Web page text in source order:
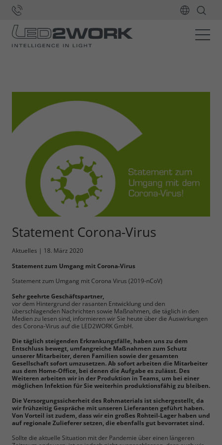
Home LED2WORK News und Presse
Statement Corona-Virus
Aktuelles | 18. März 2020
Statement zum Umgang mit Corona-Virus
Statement zum Umgang mit Corona Virus (2019-nCoV)
Sehr geehrte Geschäftspartner,
vor dem Hintergrund der rasanten Entwicklung und den
überschlagenden Nachrichten sowie Maßnahmen, die täglich in den
Medien zu lesen sind, informieren wir Sie heute über die Auswirkungen
des Corona-Virus auf die LED2WORK GmbH.
Die täglich steigenden Erkrankungsfälle, haben uns zu dem
Entschluss bewegt, umfangreiche Maßnahmen zum Schutz
unserer Mitarbeiter, deren Familien sowie der gesamten
Gesellschaft sofort umzusetzen. Ab sofort arbeiten die Mitarbeiter
aus dem Home-Office, bei denen die Aufgabe es zulässt. Des
Weiteren arbeiten wir in der Produktion in Teams, um bei einer
möglichen Infektion für Sie weiterhin produktionsfähig zu bleiben.
Die Versorgungssicherheit des Rohmaterials ist sichergestellt, da
wir frühzeitig Gespräche mit unseren Lieferanten geführt haben.
Von Vorteil ist zudem, dass wir ein großes Rohteil-Lager haben und
auf regionale Zulieferer setzen, die ebenfalls gut bevorratet sind.
Sollte die aktuelle Situation mit der Pandemie über einen längeren
Notwendig
Marketing und Statistik
Cookie Informationen anzeigen
Alle akzeptieren
Speichern